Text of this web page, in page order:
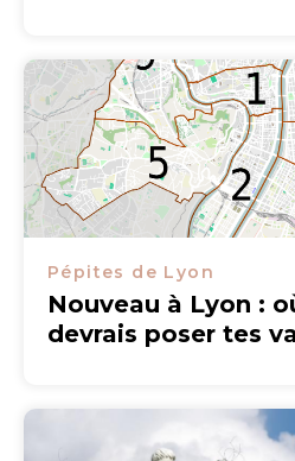
Pépites de Lyon
Nouveau à Lyon :
devrais poser tes